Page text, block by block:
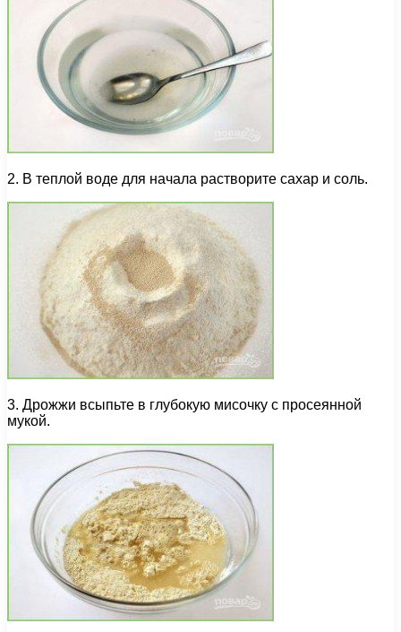
2. В теплой воде для начала растворите сахар и соль.
3. Дрожжи всыпьте в глубокую мисочку с просеянной
мукой.